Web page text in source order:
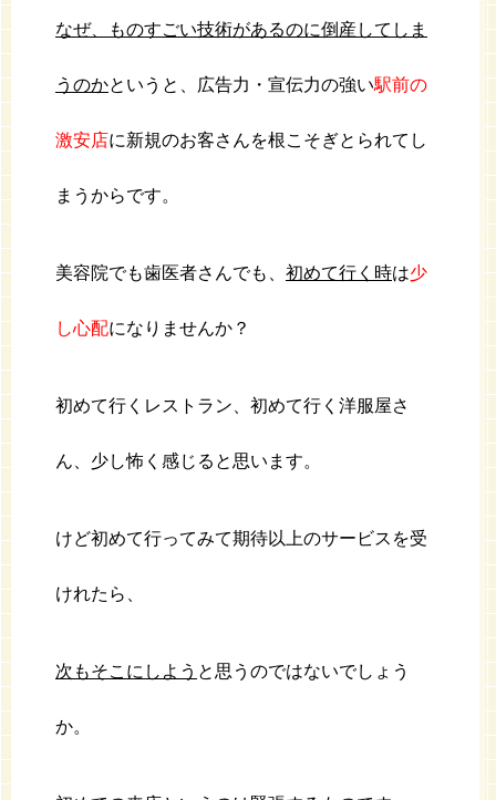
なぜ、ものすごい技術があるのに倒産してしま
うのかというと、広告力・宣伝力の強い駅前の
激安店に新規のお客さんを根こそぎとられてし
まうからです。
美容院でも歯医者さんでも、 初めて行く時は少
し心配になりませんか？
初めて行くレストラン、初めて行く洋服屋さ
ん、少し怖く感じると思います。
けど初めて行ってみて期待以上のサービスを受
けれたら、
次もそこにしよう と思うのではないでしょう
か。